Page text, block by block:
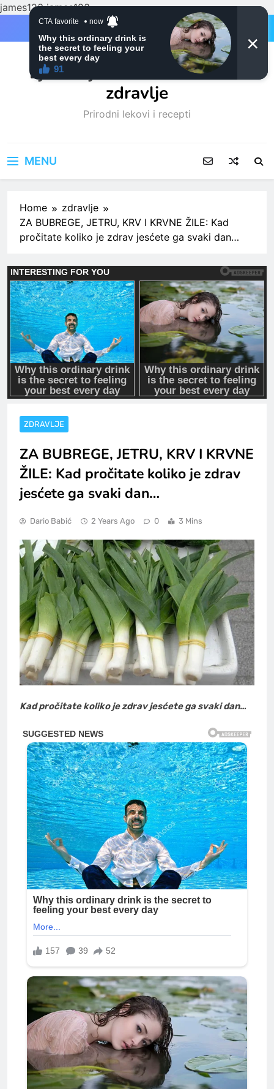
james123james123
Ljubitelji mačaka i Prirodno
zdravlje
Prirodni lekovi i recepti
MENU
Home
zdravlje
ZA BUBREGE, JETRU, KRV I KRVNE ŽILE: Kad
pročitate koliko je zdrav jesćete ga svaki dan…
ZDRAVLJE
ZA BUBREGE, JETRU, KRV I KRVNE
ŽILE: Kad pročitate koliko je zdrav
jesćete ga svaki dan…
Dario Babić 2 Years Ago 0 3 Mins
Kad pročitate koliko je zdrav jesćete ga svaki dan…